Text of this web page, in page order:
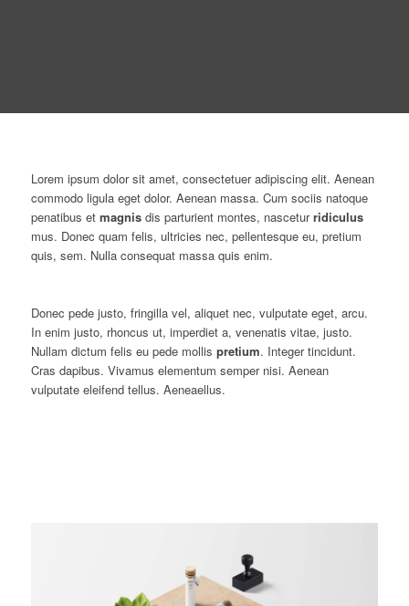
Lorem ipsum dolor sit amet, consectetuer adipiscing elit. Aenean
commodo ligula eget dolor. Aenean massa. Cum sociis natoque
penatibus et magnisdis parturient montes, nasceturridiculus
mus. Donec quam felis, ultricies nec, pellentesque eu, pretium
quis, sem. Nulla consequat massa quis enim.
Donec pede justo, fringilla vel, aliquet nec, vulputate eget, arcu.
In enim justo, rhoncus ut, imperdiet a, venenatis vitae, justo.
Nullam dictum felis eu pede mollis pretium. Integer tincidunt.
Cras dapibus. Vivamus elementum semper nisi. Aenean
vulputate eleifend tellus. Aeneaellus.